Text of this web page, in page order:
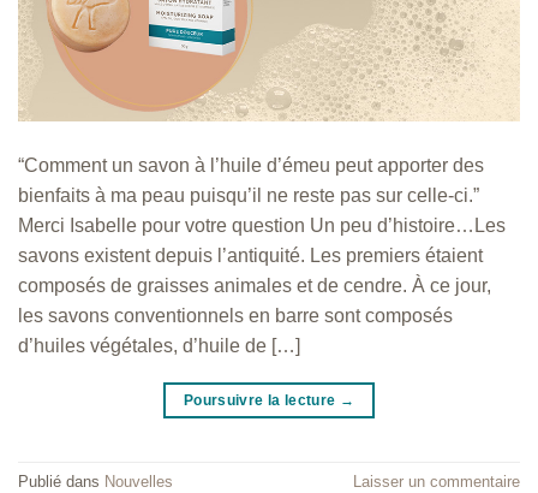
“Comment un savon à l’huile d’émeu peut apporter des
bienfaits à ma peau puisqu’il ne reste pas sur celle-ci.”
Merci Isabelle pour votre question Un peu d’histoire…Les
savons existent depuis l’antiquité. Les premiers étaient
composés de graisses animales et de cendre. À ce jour,
les savons conventionnels en barre sont composés
d’huiles végétales, d’huile de […]
Poursuivre la lecture →
Publié dans Nouvelles Laisser un commentaire